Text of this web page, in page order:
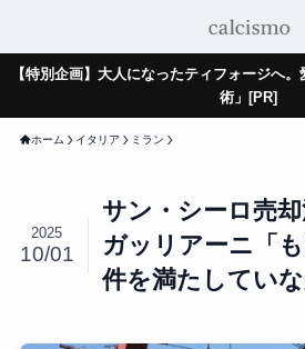
【特別企画】大人になったティフォージへ
術」[PR]
ホーム イタリア ミラン
サン・シーロ売
ガッリアーニ「
件を満たしていな
2025
10/01